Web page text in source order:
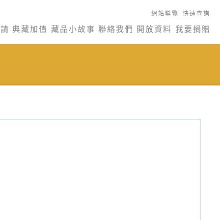
網站導覽 快速查詢
典藏加值 藏品小故事 聯絡我們 開放資料 我要捐贈